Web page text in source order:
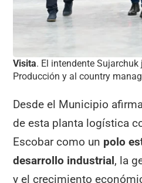
Visita. El intendente
Producción y al country
Desde el Municipio
de esta planta logística
Escobar como un polo
desarrollo industrial, la
y el crecimiento